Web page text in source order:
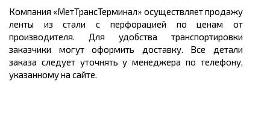
Компания «МетТрансТерминал» осуществляет продажу
ленты из стали с перфорацией по ценам от
производителя. Для удобства транспортировки
заказчики могут оформить доставку. Все детали
заказа следует уточнять у менеджера по телефону,
указанному на сайте.